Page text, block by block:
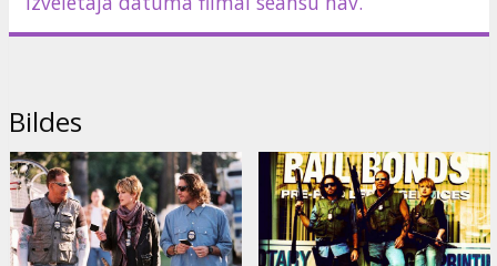
Izplatītājs: Acme Film SIA
Bildes